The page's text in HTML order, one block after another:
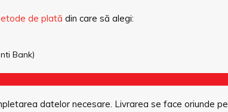
de plată din care să alegi:
Bank)
datelor necesare. Livrarea se face oriunde pe